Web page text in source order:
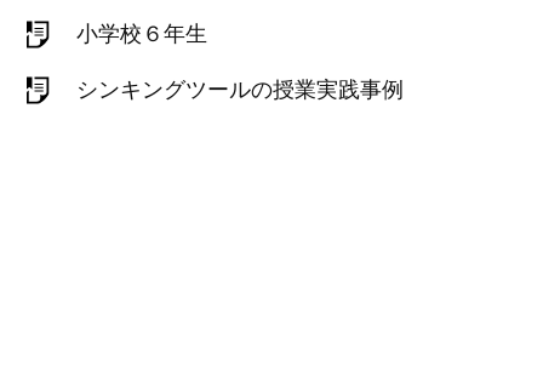
小学校６年生
シンキングツールの授業実践事例